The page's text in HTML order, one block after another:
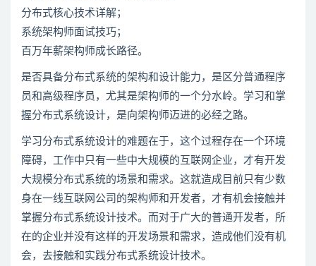
分布式核心技术详解；
系统架构师面试技巧；
百万年薪架构师成长路径。
是否具备分布式系统的架构和设计能力，是区分普通程序
员和高级程序员，尤其是架构师的一个分水岭。学习和掌
握分布式系统设计，是向架构师迈进的必经之路。
学习分布式系统设计的难题在于，这个过程存在一个环境
障碍，工作中只有一些中大规模的互联网企业，才有开发
大规模分布式系统的场景和需求。这就造成目前只有少数
身在一线互联网公司的架构师和开发者，才有机会接触并
掌握分布式系统设计技术。而对于广大的普通开发者，所
在的企业并没有这样的开发场景和需求，造成他们没有机
会，去接触和实践分布式系统设计技术。